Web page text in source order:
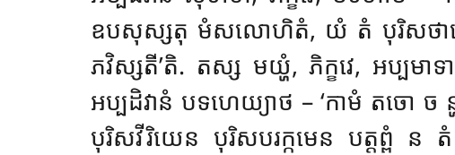
ឧបសុស្សតុ មំសលោហិតំ, យំ តំ បុរិសថាមេ
ភវិស្សតី’តិ. តស្ស មយ្ហំ, ភិក្ខវេ, អប្បមា
អប្បដិវានំ បទហេយ្យាថ – ‘កាមំ តចោ
បុរិសវីរិយេន បុរិសបរក្កមេន បត្តព្ពំ